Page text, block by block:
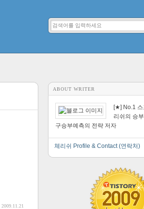
2009.11.21
ABOUT WRITER
[★] No.1 스
리쉬의 승
구승부예측의 전략 저자
체리쉬 Profile & Contact (연락처)